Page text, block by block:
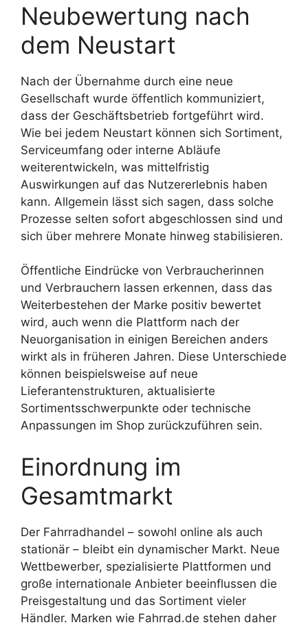
Neubewertung nach
dem Neustart
Nach der Übernahme durch eine neue
Gesellschaft wurde öffentlich kommuniziert,
dass der Geschäftsbetrieb fortgeführt wird.
Wie bei jedem Neustart können sich Sortiment,
Serviceumfang oder interne Abläufe
weiterentwickeln, was mittelfristig
Auswirkungen auf das Nutzererlebnis haben
kann. Allgemein lässt sich sagen, dass solche
Prozesse selten sofort abgeschlossen sind und
sich über mehrere Monate hinweg stabilisieren.
Öffentliche Eindrücke von Verbraucherinnen
und Verbrauchern lassen erkennen, dass das
Weiterbestehen der Marke positiv bewertet
wird, auch wenn die Plattform nach der
Neuorganisation in einigen Bereichen anders
wirkt als in früheren Jahren. Diese Unterschiede
können beispielsweise auf neue
Lieferantenstrukturen, aktualisierte
Sortimentsschwerpunkte oder technische
Anpassungen im Shop zurückzuführen sein.
Einordnung im
Gesamtmarkt
Der Fahrradhandel – sowohl online als auch
stationär – bleibt ein dynamischer Markt. Neue
Wettbewerber, spezialisierte Plattformen und
große internationale Anbieter beeinflussen die
Preisgestaltung und das Sortiment vieler
Händler. Marken wie Fahrrad.de stehen daher